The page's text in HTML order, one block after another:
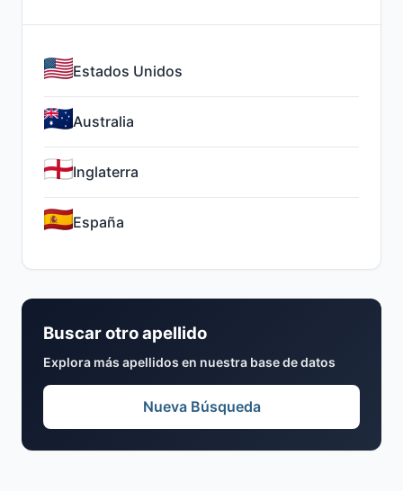
Estados Unidos
Australia
Inglaterra
España
Buscar otro apellido
Explora más apellidos en nuestra base de datos
Nueva Búsqueda